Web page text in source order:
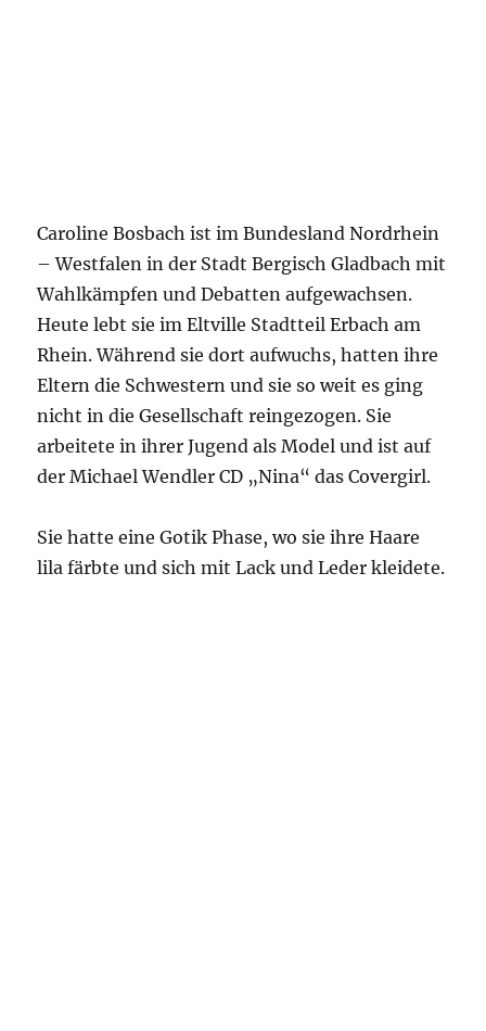
Caroline Bosbach ist im Bundesland Nordrhein
– Westfalen in der Stadt Bergisch Gladbach mit
Wahlkämpfen und Debatten aufgewachsen.
Heute lebt sie im Eltville Stadtteil Erbach am
Rhein. Während sie dort aufwuchs, hatten ihre
Eltern die Schwestern und sie so weit es ging
nicht in die Gesellschaft reingezogen. Sie
arbeitete in ihrer Jugend als Model und ist auf
der Michael Wendler CD „Nina“ das Covergirl.
Sie hatte eine Gotik Phase, wo sie ihre Haare
lila färbte und sich mit Lack und Leder kleidete.